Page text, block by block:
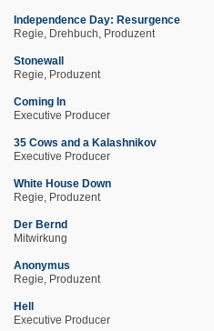
Independence Day: Resurgence
Regie Drehbuch Produzent
Stonewall
Regie Produzent
Coming In
Executive Producer
35 Cows and a Kalashnikov
Executive Producer
White House Down
Regie Produzent
Der Bernd
Mitwirkung
Anonymus
Regie Produzent
Hell
Executive Producer